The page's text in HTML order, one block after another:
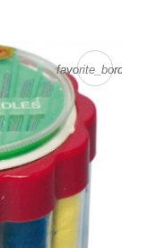
favorite_border
favorite_border